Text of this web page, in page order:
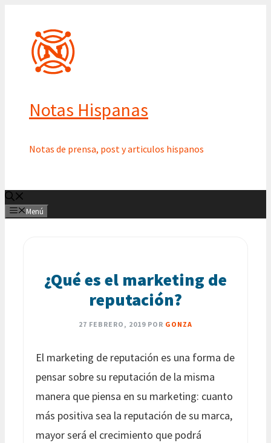
contenido
Notas Hispanas
Notas de prensa, post y articulos hispanos
Menú
¿Qué es el marketing de
reputación?
27 FEBRERO, 2019 POR GONZA
El marketing de reputación es una forma de
pensar sobre su reputación de la misma
manera que piensa en su marketing: cuanto
más positiva sea la reputación de su marca,
mayor será el crecimiento que podrá